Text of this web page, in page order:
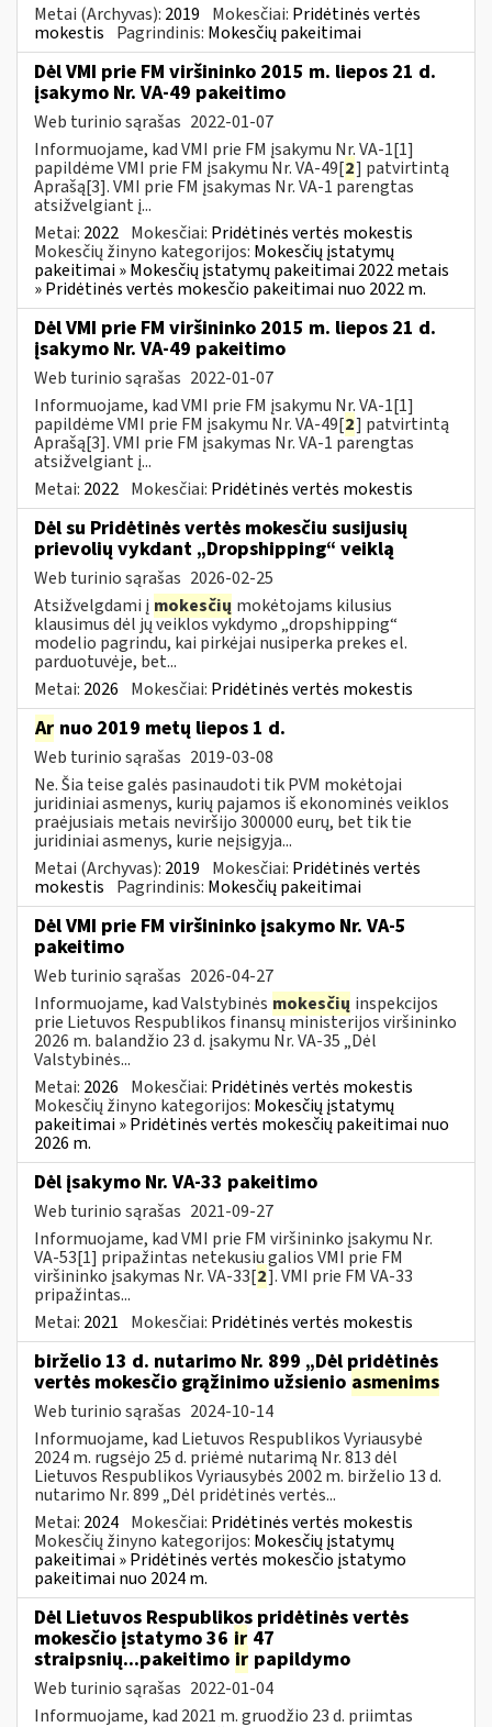
Metai (Archyvas): 2019 Mokesčiai: Pridėtinės vertės
mokestis Pagrindinis: Mokesčių pakeitimai
Dėl VMI prie FM viršininko 2015 m. liepos 21 d.
įsakymo Nr. VA-49 pakeitimo
Web turinio sąrašas 2022-01-07
Informuojame, kad VMI prie FM įsakymu Nr. VA-1[1]
papildėme VMI prie FM įsakymu Nr. VA-49[2] patvirtintą
Aprašą[3]. VMI prie FM įsakymas Nr. VA-1 parengtas
atsižvelgiant į...
Metai: 2022 Mokesčiai: Pridėtinės vertės mokestis
Mokesčių žinyno kategorijos: Mokesčių įstatymų
pakeitimai » Mokesčių įstatymų pakeitimai 2022 metais
» Pridėtinės vertės mokesčio pakeitimai nuo 2022 m.
Dėl VMI prie FM viršininko 2015 m. liepos 21 d.
įsakymo Nr. VA-49 pakeitimo
Web turinio sąrašas 2022-01-07
Informuojame, kad VMI prie FM įsakymu Nr. VA-1[1]
papildėme VMI prie FM įsakymu Nr. VA-49[2] patvirtintą
Aprašą[3]. VMI prie FM įsakymas Nr. VA-1 parengtas
atsižvelgiant į...
Metai: 2022 Mokesčiai: Pridėtinės vertės mokestis
Dėl su Pridėtinės vertės mokesčiu susijusių
prievolių vykdant „Dropshipping“ veiklą
Web turinio sąrašas 2026-02-25
Atsižvelgdami į mokesčių mokėtojams kilusius
klausimus dėl jų veiklos vykdymo „dropshipping“
modelio pagrindu, kai pirkėjai nusiperka prekes el.
parduotuvėje, bet...
Metai: 2026 Mokesčiai: Pridėtinės vertės mokestis
Ar nuo 2019 metų liepos 1 d.
Web turinio sąrašas 2019-03-08
Ne. Šia teise galės pasinaudoti tik PVM mokėtojai
juridiniai asmenys, kurių pajamos iš ekonominės veiklos
praėjusiais metais neviršijo 300000 eurų, bet tik tie
juridiniai asmenys, kurie neįsigyja...
Metai (Archyvas): 2019 Mokesčiai: Pridėtinės vertės
mokestis Pagrindinis: Mokesčių pakeitimai
Dėl VMI prie FM viršininko įsakymo Nr. VA-5
pakeitimo
Web turinio sąrašas 2026-04-27
Informuojame, kad Valstybinės mokesčių inspekcijos
prie Lietuvos Respublikos finansų ministerijos viršininko
2026 m. balandžio 23 d. įsakymu Nr. VA-35 „Dėl
Valstybinės...
Metai: 2026 Mokesčiai: Pridėtinės vertės mokestis
Mokesčių žinyno kategorijos: Mokesčių įstatymų
pakeitimai » Pridėtinės vertės mokesčių pakeitimai nuo
2026 m.
Dėl įsakymo Nr. VA-33 pakeitimo
Web turinio sąrašas 2021-09-27
Informuojame, kad VMI prie FM viršininko įsakymu Nr.
VA-53[1] pripažintas netekusiu galios VMI prie FM
viršininko įsakymas Nr. VA-33[2]. VMI prie FM VA-33
pripažintas...
Metai: 2021 Mokesčiai: Pridėtinės vertės mokestis
birželio 13 d. nutarimo Nr. 899 „Dėl pridėtinės
vertės mokesčio grąžinimo užsienio asmenims
Web turinio sąrašas 2024-10-14
Informuojame, kad Lietuvos Respublikos Vyriausybė
2024 m. rugsėjo 25 d. priėmė nutarimą Nr. 813 dėl
Lietuvos Respublikos Vyriausybės 2002 m. birželio 13 d.
nutarimo Nr. 899 „Dėl pridėtinės vertės...
Metai: 2024 Mokesčiai: Pridėtinės vertės mokestis
Mokesčių žinyno kategorijos: Mokesčių įstatymų
pakeitimai » Pridėtinės vertės mokesčio įstatymo
pakeitimai nuo 2024 m.
Dėl Lietuvos Respublikos pridėtinės vertės
mokesčio įstatymo 36 ir 47
straipsnių...pakeitimo ir papildymo
Web turinio sąrašas 2022-01-04
Informuojame, kad 2021 m. gruodžio 23 d. priimtas